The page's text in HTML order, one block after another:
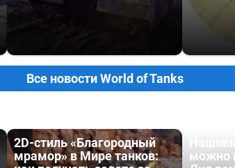
Все новости World of Tanks
2D-стиль «Благородный
мрамор» в Мире танков:
можно